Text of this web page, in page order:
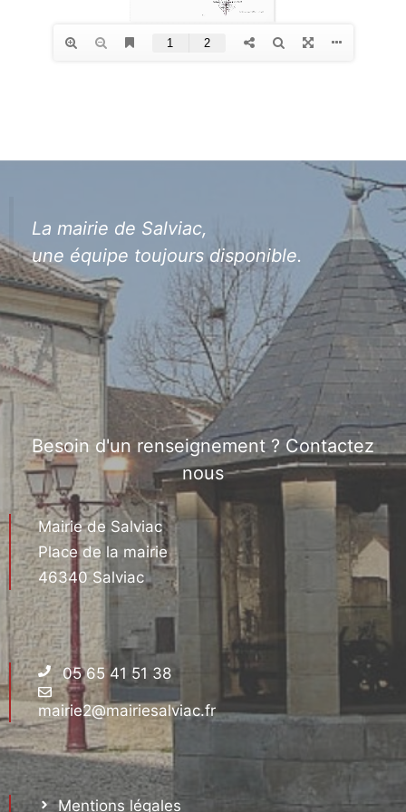
La mairie de Salviac,
une équipe toujours disponible.
Besoin d'un renseignement ? Contactez
nous
Mairie de Salviac
Place de la mairie
46340 Salviac
05 65 41 51 38
mairie2@mairiesalviac.fr
Mentions légales